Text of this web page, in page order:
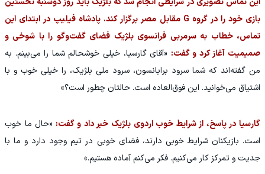
بازی خود را در گروه G مقابل مصر برگزار کند. پادشاه فیلیپ در ابتدای این
تماس، خطاب به سرمربی فرانسوی بلژیک فضای گفت‌وگو را با شوخی و
صمیمیت آغاز کرد و گفت: «آقای گارسیا، خیلی خوشحالم شما را می‌بینم. به
من گفته‌اند که شما سرود برابانسون، سرود ملی بلژیک، را خیلی خوب و با
اشتیاق می‌خوانید. این فوق‌العاده است. حالتان چطور است؟»
گارسیا در پاسخ، از شرایط خوب اردوی بلژیک خبر داد و گفت: «حال ما خوب
است. بازیکنان شرایط خوبی دارند، فضای خوبی در تیم وجود دارد و ما با
جدیت و تمرکز کار می‌کنیم. فکر می‌کنم آماده هستیم.»